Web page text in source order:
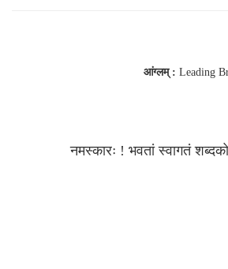
आंग्‍लम् : Leading
नमस्‍कारः ! भवतां स्‍वागतं